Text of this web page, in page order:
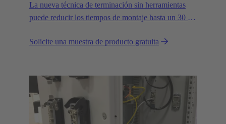
La nueva técnica de terminación sin herramientas
puede reducir los tiempos de montaje hasta un 30 %
Solicite una muestra de producto gratuita